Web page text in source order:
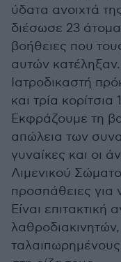
ύδατα ανοιχτά
διέσωσε 23
βοήθειες που
αυτών
Ιατροδικαστή
και τρία
Εκφράζουμε τη
απώλεια των
γυναίκες και οι
Λιμενικού
προσπάθειες
Είναι επιτακτική